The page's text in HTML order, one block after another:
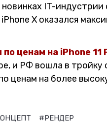
IT-
X оказался
ценам на iPhone 11
и РФ вошла в тройку
ценам на более
#РЕНДЕР